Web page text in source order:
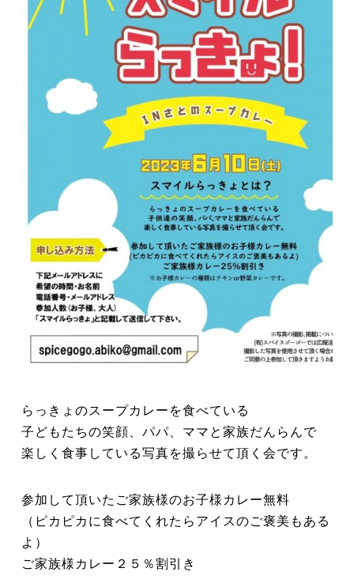
らっきょのスープカレーを食べている
子どもたちの笑顔、パパ、ママと家族だんらんで
楽しく食事している写真を撮らせて頂く会です。
参加して頂いたご家族様のお子様カレー無料
（ピカピカに食べてくれたらアイスのご褒美もある
よ）
ご家族様カレー２５％割引き